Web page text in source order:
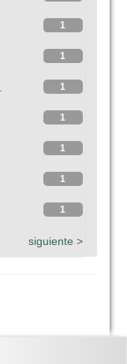
1
1
1
1
1
1
1
siguiente >